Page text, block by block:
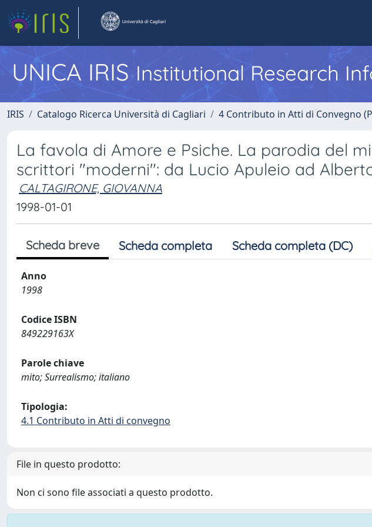
UNICA IRISInstitutional Research
IRIS Catalogo Ricerca Università di Cagliari 4 Contributo in Atti di Convegno
La favola di Amore e Psiche. La parodia del
scrittori "moderni": da Lucio Apuleio ad
CALTAGIRONE, GIOVANNA
1998-01-01
Scheda breve Scheda completa Scheda completa (DC)
Anno
1998
Codice ISBN
849229163X
Parole chiave
mito; Surrealismo; italiano
Tipologia:
4.1 Contributo in Atti di convegno
File in questo prodotto:
Non ci sono file associati a questo prodotto.